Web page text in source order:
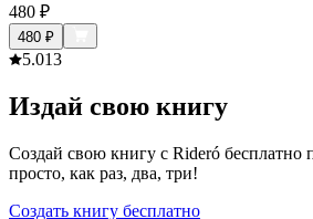
480 ₽
480 ₽
5.013
Издай свою книгу
Создай свою книгу с Rideró бесплатно
просто, как раз, два, три!
Создать книгу бесплатно